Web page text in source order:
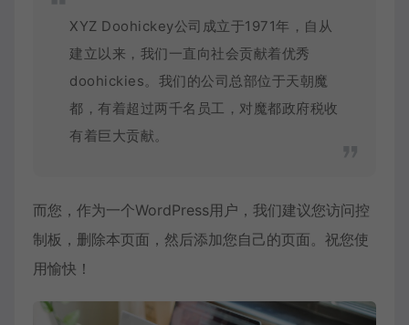
未填写名称则按顺序【课程1】以此类推 播放
未填写名称则按顺序【课程1】以此类推 播放
未填写名称则按顺序【课程1】以此类推 播放
XYZ Doohickey公司成立于1971年，自从
建立以来，我们一直向社会贡献着优秀
doohickies。我们的公司总部位于天朝魔
都，有着超过两千名员工，对魔都政府税收
有着巨大贡献。
而您，作为一个WordPress用户，我们建议您访问控
制板 ，删除本页面，然后添加您自己的页面。祝您使
用愉快！